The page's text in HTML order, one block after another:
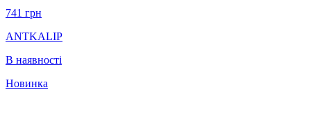
741 грн
ANTKALIP
В наявності
Новинка